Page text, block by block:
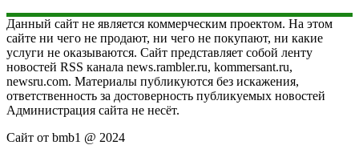
Данный сайт не является коммерческим проектом. На этом
сайте ни чего не продают, ни чего не покупают, ни какие
услуги не оказываются. Сайт представляет собой ленту
новостей RSS канала news.rambler.ru, kommersant.ru,
newsru.com. Материалы публикуются без искажения,
ответственность за достоверность публикуемых новостей
Администрация сайта не несёт.
Сайт от bmb1 @ 2024